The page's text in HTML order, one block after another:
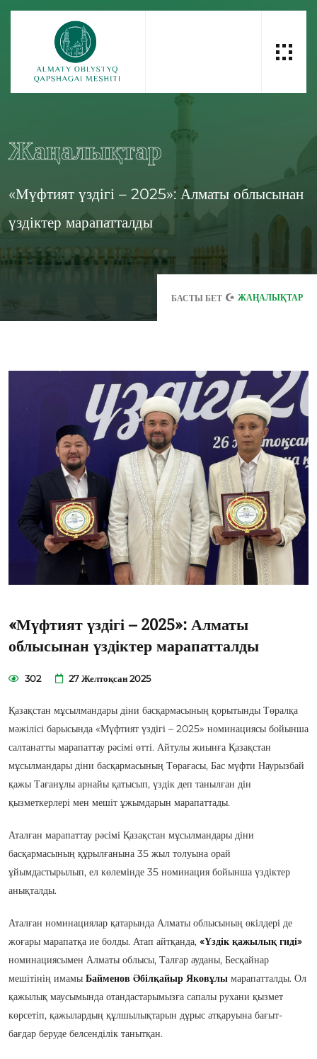
Жаңалықтар
«Мүфтият үздігі – 2025»: Алматы облысынан
үздіктер марапатталды
БАСТЫ БЕТ ЖАҢАЛЫҚТАР
«Мүфтият үздігі – 2025»: Алматы
облысынан үздіктер марапатталды
302 27 Желтоқсан 2025
Қазақстан мұсылмандары діни басқармасының қорытынды Төралқа
мәжілісі барысында «Мүфтият үздігі – 2025» номинациясы бойынша
салтанатты марапаттау рәсімі өтті. Айтулы жиынға Қазақстан
мұсылмандары діни басқармасының Төрағасы, Бас мүфти Наурызбай
қажы Тағанұлы арнайы қатысып, үздік деп танылған дін
қызметкерлері мен мешіт ұжымдарын марапаттады.
Аталған марапаттау рәсімі Қазақстан мұсылмандары діни
басқармасының құрылғанына 35 жыл толуына орай
ұйымдастырылып, ел көлемінде 35 номинация бойынша үздіктер
анықталды.
Аталған номинациялар қатарында Алматы облысының өкілдері де
жоғары марапатқа ие болды. Атап айтқанда, «Үздік қажылық гиді»
номинациясымен Алматы облысы, Талғар ауданы, Бесқайнар
мешітінің имамы Байменов Әбілқайыр Яковұлы марапатталды. Ол
қажылық маусымында отандастарымызға сапалы рухани қызмет
көрсетіп, қажылардың құлшылықтарын дұрыс атқаруына бағыт-
бағдар беруде белсенділік танытқан.